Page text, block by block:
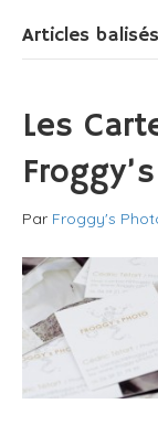
Articles
Les
Par Froggy's